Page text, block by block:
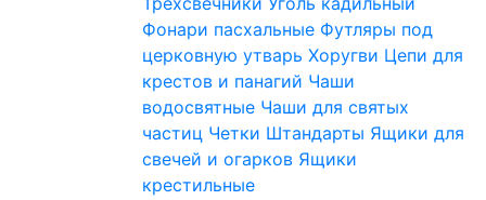
Фонари пасхальные Футляры под
церковную утварь Хоругви Цепи для
крестов и панагий Чаши
водосвятные Чаши для святых
частиц Четки Штандарты Ящики для
свечей и огарков Ящики
крестильные